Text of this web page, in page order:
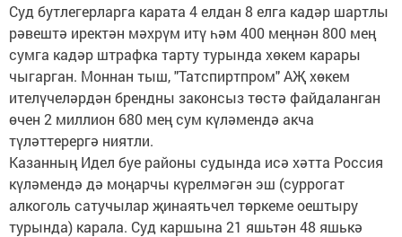
Суд бутлегерларга карата 4 елдан 8 елга кадәр шартлы
рәвештә иректән мәхрүм итү һәм 400 меңнән 800 мең
сумга кадәр штрафка тарту турында хөкем карары
чыгарган. Моннан тыш, "Татспиртпром" АҖ хөкем
ителүчеләрдән брендны законсыз төстә файдаланган
өчен 2 миллион 680 мең сум күләмендә акча
түләттерергә ниятли.
Казанның Идел буе районы судында исә хәтта Россия
күләмендә дә моңарчы күрелмәгән эш (суррогат
алкоголь сатучылар җинаятьчел төркеме оештыру
турында) карала. Суд каршына 21 яшьтән 48 яшькә